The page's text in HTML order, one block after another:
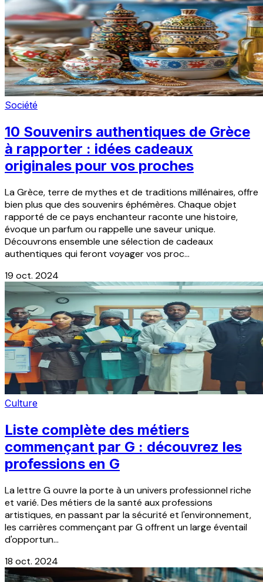
Société
10 Souvenirs authentiques de Grèce
à rapporter : idées cadeaux
originales pour vos proches
La Grèce, terre de mythes et de traditions millénaires, offre
bien plus que des souvenirs éphémères. Chaque objet
rapporté de ce pays enchanteur raconte une histoire,
évoque un parfum ou rappelle une saveur unique.
Découvrons ensemble une sélection de cadeaux
authentiques qui feront voyager vos proc...
19 oct. 2024
Culture
Liste complète des métiers
commençant par G : découvrez les
professions en G
La lettre G ouvre la porte à un univers professionnel riche
et varié. Des métiers de la santé aux professions
artistiques, en passant par la sécurité et l'environnement,
les carrières commençant par G offrent un large éventail
d'opportun...
18 oct. 2024